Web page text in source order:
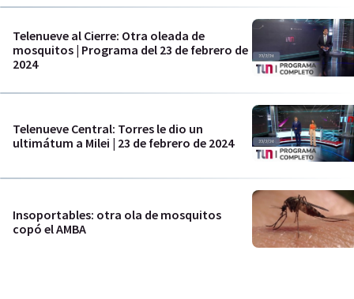
Telenueve al Cierre: Otra oleada de
mosquitos | Programa del 23 de febrero de
2024
Telenueve Central: Torres le dio un
ultimátum a Milei | 23 de febrero de 2024
Insoportables: otra ola de mosquitos
copó el AMBA